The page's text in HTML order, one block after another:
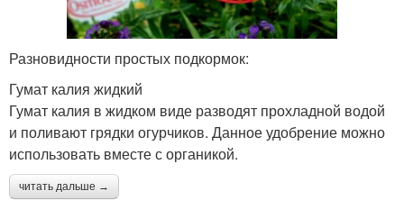
Разновидности простых подкормок:
Гумат калия жидкий
Гумат калия в жидком виде разводят прохладной водой
и поливают грядки огурчиков. Данное удобрение можно
использовать вместе с органикой.
читать дальше →